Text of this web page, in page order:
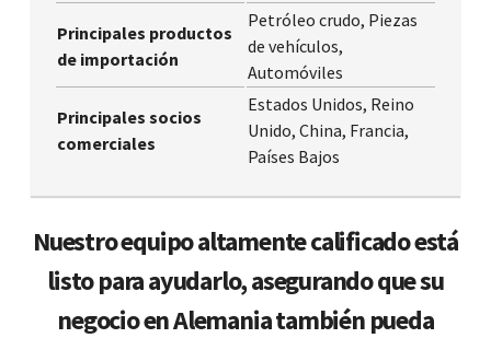
Principales productos
de importación
Petróleo crudo, Piezas
de vehículos,
Automóviles
Principales socios
comerciales
Estados Unidos, Reino
Unido, China, Francia,
Países Bajos
Nuestro equipo altamente calificado está
listo para ayudarlo, asegurando que su
negocio en Alemania también pueda